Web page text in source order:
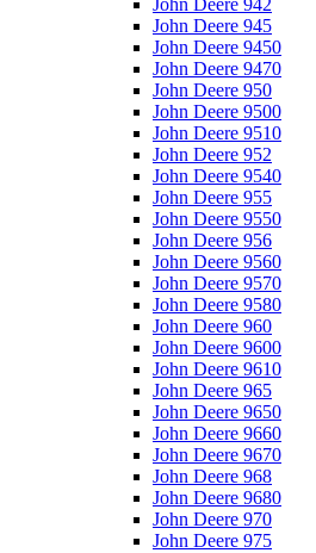
John Deere 942
John Deere 945
John Deere 9450
John Deere 9470
John Deere 950
John Deere 9500
John Deere 9510
John Deere 952
John Deere 9540
John Deere 955
John Deere 9550
John Deere 956
John Deere 9560
John Deere 9570
John Deere 9580
John Deere 960
John Deere 9600
John Deere 9610
John Deere 965
John Deere 9650
John Deere 9660
John Deere 9670
John Deere 968
John Deere 9680
John Deere 970
John Deere 975